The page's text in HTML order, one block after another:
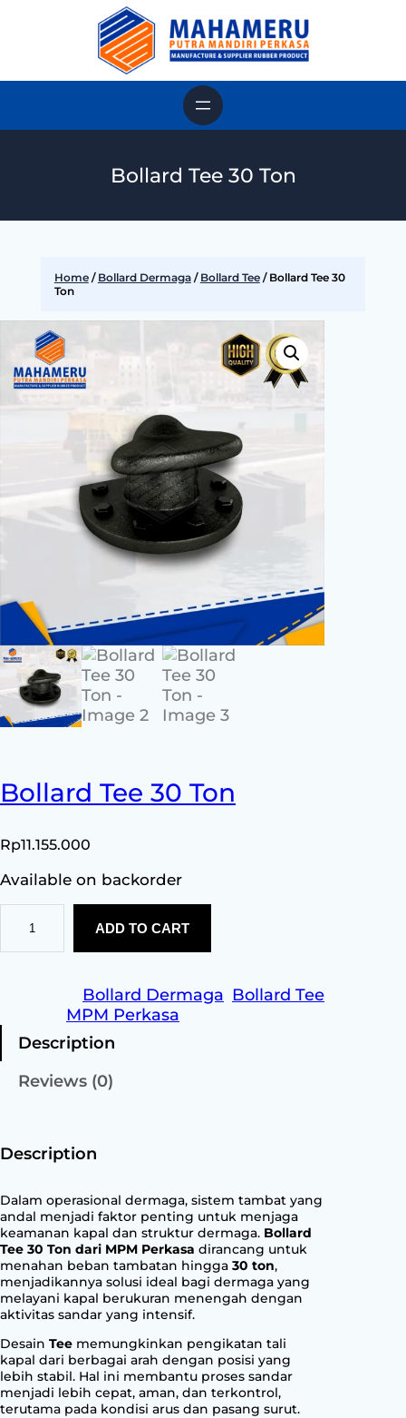
Bollard Tee 30 Ton
Home/ Bollard Dermaga/ Bollard Tee/ Bollard Tee 30
Ton
Bollard Tee 30 Ton
Rp11.155.000
Available on backorder
l
T
n
q
u
a
n
t
i
y
ADD TO CART
Bollard Dermaga Bollard Tee
MPM Perkasa
Description
Reviews (0)
Description
Dalam operasional dermaga, sistem tambat yang
andal menjadi faktor penting untuk menjaga
keamanan kapal dan struktur dermaga. Bollard
Tee 30 Ton dari MPM Perkasa dirancang untuk
menahan beban tambatan hingga 30 ton,
menjadikannya solusi ideal bagi dermaga yang
melayani kapal berukuran menengah dengan
aktivitas sandar yang intensif.
Desain Tee memungkinkan pengikatan tali
kapal dari berbagai arah dengan posisi yang
lebih stabil. Hal ini membantu proses sandar
menjadi lebih cepat, aman, dan terkontrol,
terutama pada kondisi arus dan pasang surut.